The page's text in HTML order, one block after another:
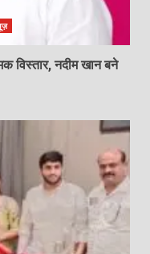
विस्तार, नदीम खान बने